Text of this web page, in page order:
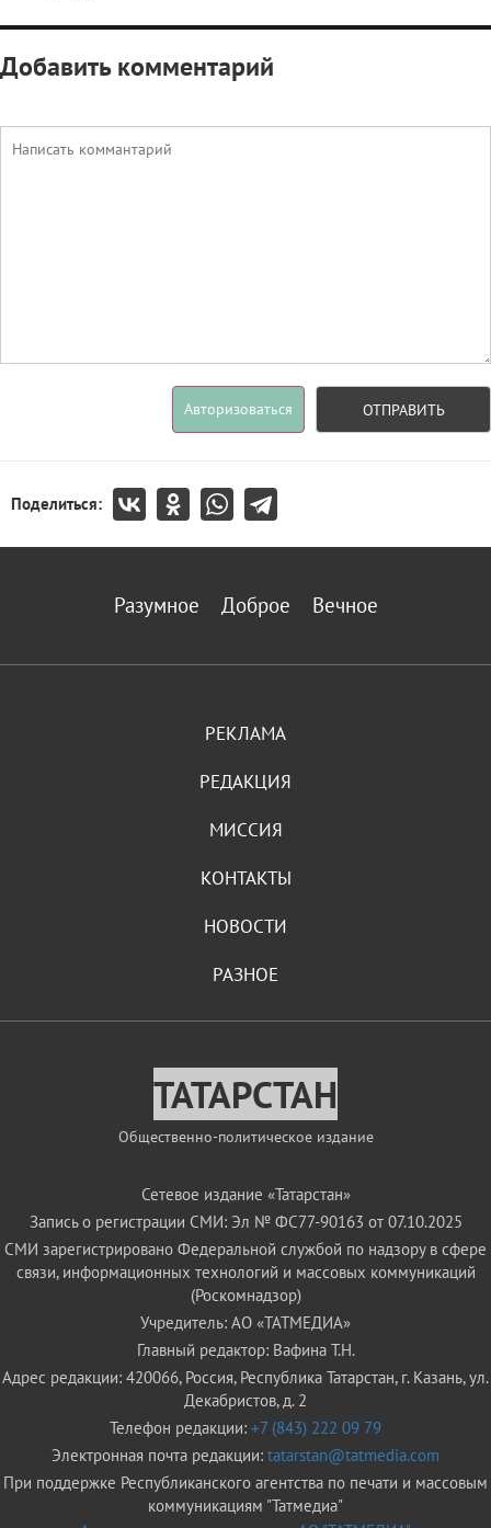
Добавить комментарий
Авторизоваться ОТПРАВИТЬ
Поделиться:
Разумное Доброе Вечное
РЕКЛАМА
РЕДАКЦИЯ
МИССИЯ
КОНТАКТЫ
НОВОСТИ
РАЗНОЕ
ТАТАРСТАН
Общественно-политическое издание
Сетевое издание «Татарстан»
Запись о регистрации СМИ: Эл № ФС77-90163 от 07.10.2025
СМИ зарегистрировано Федеральной службой по надзору в сфере
связи, информационных технологий и массовых коммуникаций
(Роскомнадзор)
Учредитель: АО «ТАТМЕДИА»
Главный редактор: Вафина Т.Н.
Адрес редакции: 420066, Россия, Республика Татарстан, г. Казань, ул.
Декабристов, д. 2
Телефон редакции: +7 (843) 222 09 79
Электронная почта редакции: tatarstan@tatmedia.com
При поддержке Республиканского агентства по печати и массовым
коммуникациям "Татмедиа"